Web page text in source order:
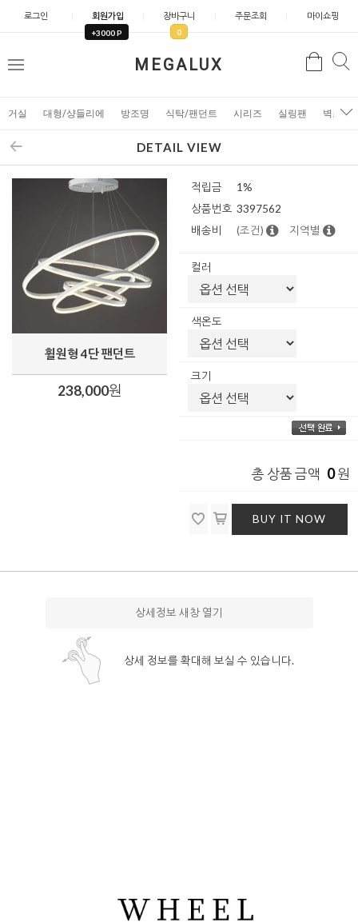
로그인 회원가입
+3000 P
장바구니
0
주문조회 마이쇼핑
MEGALUX
메
검
거실 대형/샹들리에 방조명 식탁/팬던트 시리즈 실링팬 벽조명
DETAIL VIEW
휠원형 4단 팬던트
238,000원
적립금
1%
상품번호 3397562
배송비
(조건) 지역별
컬러
색온도
크기
총 상품 금액 0원
BUY IT NOW
상세정보 새창 열기
상세 정보를 확대해 보실 수 있습니다.